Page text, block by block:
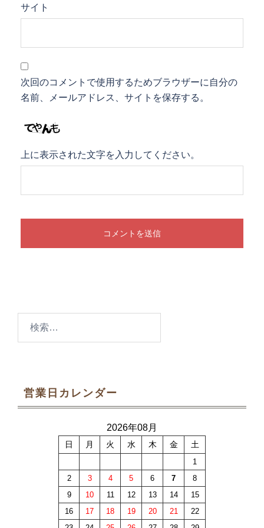
サイト
次回のコメントで使用するためブラウザーに自分の
名前、メールアドレス、サイトを保存する。
上に表示された文字を入力してください。
営業日カレンダー
2026年08月
日 月 火 水 木 金 土
1
2
3 4 5 6 7
8
9
10 11 12 13 14
15
16
17 18 19 20 21
22